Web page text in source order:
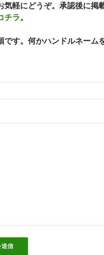
気軽にどうぞ。承認後に掲
チラ。
です。何かハンドルネーム